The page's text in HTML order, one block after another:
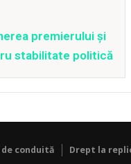
premierului și
stabilitate politică
de conduită Drept la